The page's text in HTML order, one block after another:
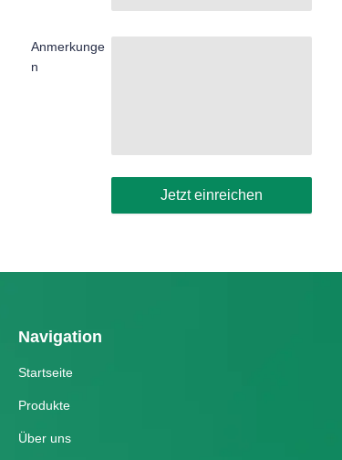
Anmerkunge
n
Jetzt einreichen
Navigation
Startseite
Produkte
Über uns